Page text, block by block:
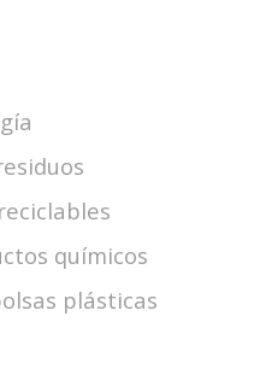
químicos
plásticas